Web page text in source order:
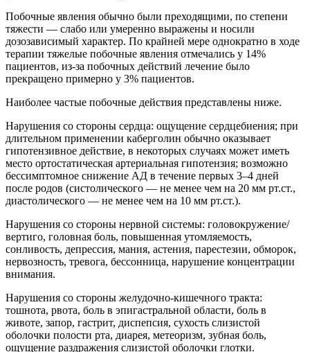
Побочные явления обычно были преходящими, по степени
тяжести — слабо или умеренно выражены и носили
дозозависимый характер. По крайней мере однократно в ходе
терапии тяжелые побочные явления отмечались у 14%
пациентов, из-за побочных действий лечение было
прекращено примерно у 3% пациентов.
Наиболее частые побочные действия представлены ниже.
Нарушения со стороны сердца: ощущение сердцебиения; при
длительном применении каберголин обычно оказывает
гипотензивное действие, в некоторых случаях может иметь
место ортостатическая артериальная гипотензия; возможно
бессимптомное снижение АД в течение первых 3–4 дней
после родов (систолического — не менее чем на 20 мм рт.ст.,
диастолического — не менее чем на 10 мм рт.ст.).
Нарушения со стороны нервной системы: головокружение/
вертиго, головная боль, повышенная утомляемость,
сонливость, депрессия, мания, астения, парестезии, обморок,
нервозность, тревога, бессонница, нарушение концентрации
внимания.
Нарушения со стороны желудочно-кишечного тракта:
тошнота, рвота, боль в эпигастральной области, боль в
животе, запор, гастрит, диспепсия, сухость слизистой
оболочки полости рта, диарея, метеоризм, зубная боль,
ощущение раздражения слизистой оболочки глотки.